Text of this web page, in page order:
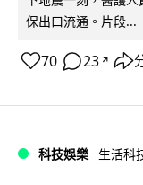
保出口流通。片段...
70 23 ↗
科技娛樂 生活科